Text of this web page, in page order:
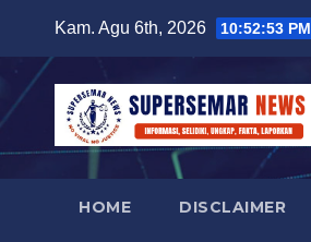
content
Kam. Agu 6th, 2026 10:52:54 PM
HOME DISCLAIMER